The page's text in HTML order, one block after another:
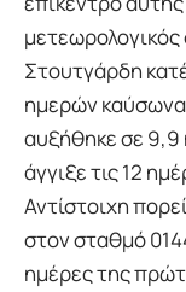
Στουτγάρδη
ημερών καύσωνα
αυξήθηκε σε 9,9
άγγιξε τις 12
Αντίστοιχη
στον σταθμό
ημέρες της